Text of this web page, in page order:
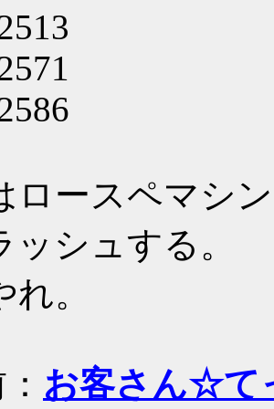
ロースペマシ
ッシュする。
。
お客さん☆て